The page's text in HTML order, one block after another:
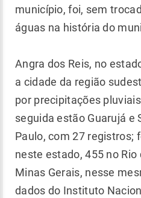
município, foi, sem
águas na história do
Angra dos Reis, no
a cidade da região
por precipitações
seguida estão Guarujá e
Paulo, com 27 registros;
neste estado, 455 no
Minas Gerais, nesse
dados do Instituto